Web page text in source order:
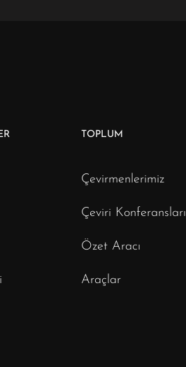
TOPLUM
Çevirmenlerimiz
Çeviri Konferansları
Özet Aracı
Araçlar